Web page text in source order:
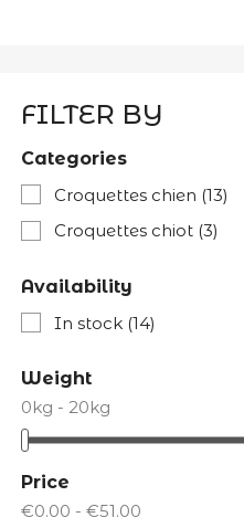
FILTER BY
Categories
Croquettes chien (13)
Croquettes chiot (3)
Availability
In stock (14)
Weight
0kg - 20kg
Price
€0.00 - €51.00